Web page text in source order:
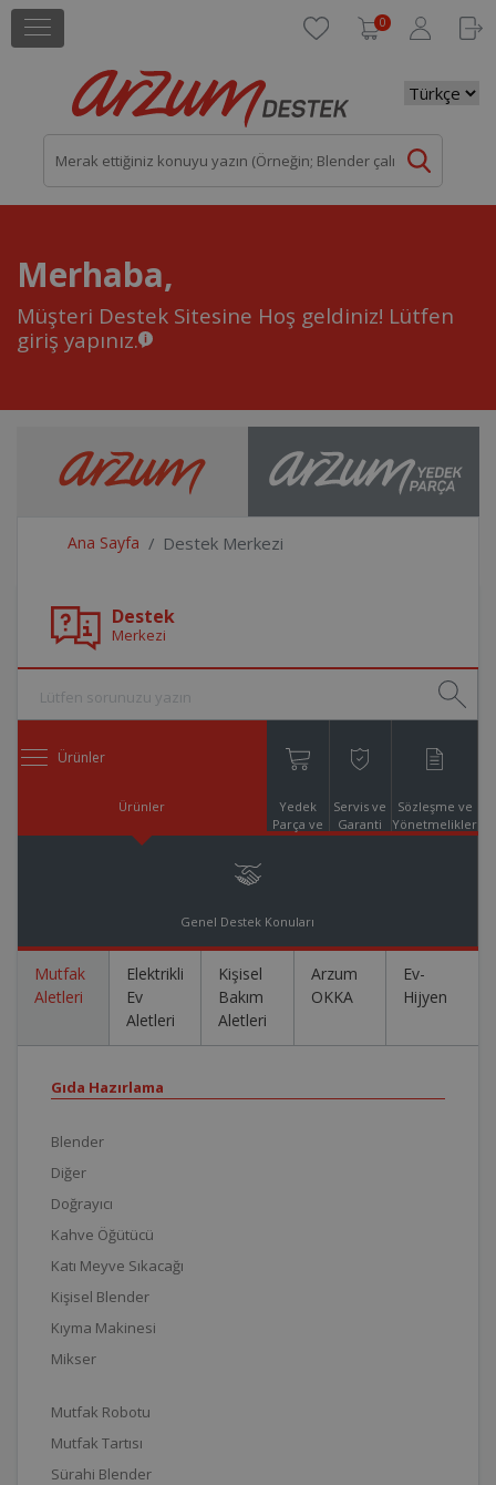
0
Merhaba,
Müşteri Destek Sitesine Hoş geldiniz! Lütfen
giriş yapınız.
Ana Sayfa Destek Merkezi
Destek
Merkezi
Ürünler
Ürünler
Yedek
Parça ve
Servis ve
Garanti
Sözleşme ve
Yönetmelikler
Genel Destek Konuları
Mutfak
Aletleri
Elektrikli
Ev
Aletleri
Kişisel
Bakım
Aletleri
Arzum
OKKA
Ev-
Hijyen
Gıda Hazırlama
Blender
Diğer
Doğrayıcı
Kahve Öğütücü
Katı Meyve Sıkacağı
Kişisel Blender
Kıyma Makinesi
Mikser
Mutfak Robotu
Mutfak Tartısı
Sürahi Blender